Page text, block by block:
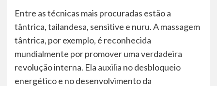
Entre as técnicas mais procuradas estão a
tântrica, tailandesa, sensitive e nuru. A massagem
tântrica, por exemplo, é reconhecida
mundialmente por promover uma verdadeira
revolução interna. Ela auxilia no desbloqueio
energético e no desenvolvimento da